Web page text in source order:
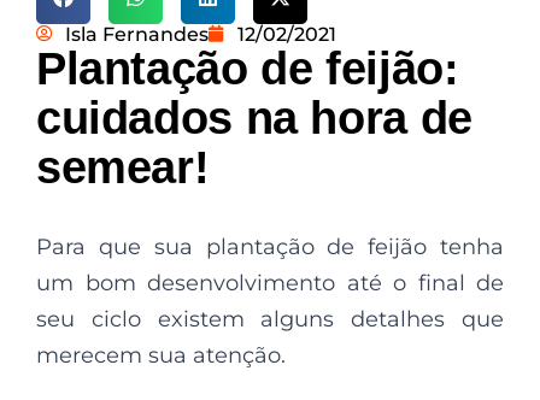
Isla Fernandes 12/02/2021
Plantação de feijão:
cuidados na hora de
semear!
Para que sua plantação de feijão tenha
um bom desenvolvimento até o final de
seu ciclo existem alguns detalhes que
merecem sua atenção.